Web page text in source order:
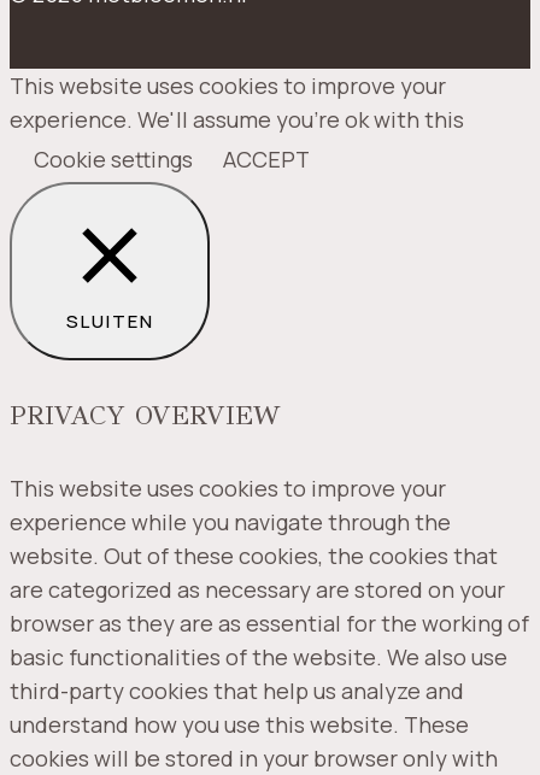
This website uses cookies to improve your
experience. We'll assume you're ok with this
Cookie settings
ACCEPT
SLUITEN
PRIVACY OVERVIEW
This website uses cookies to improve your
experience while you navigate through the
website. Out of these cookies, the cookies that
are categorized as necessary are stored on your
browser as they are as essential for the working of
basic functionalities of the website. We also use
third-party cookies that help us analyze and
understand how you use this website. These
cookies will be stored in your browser only with